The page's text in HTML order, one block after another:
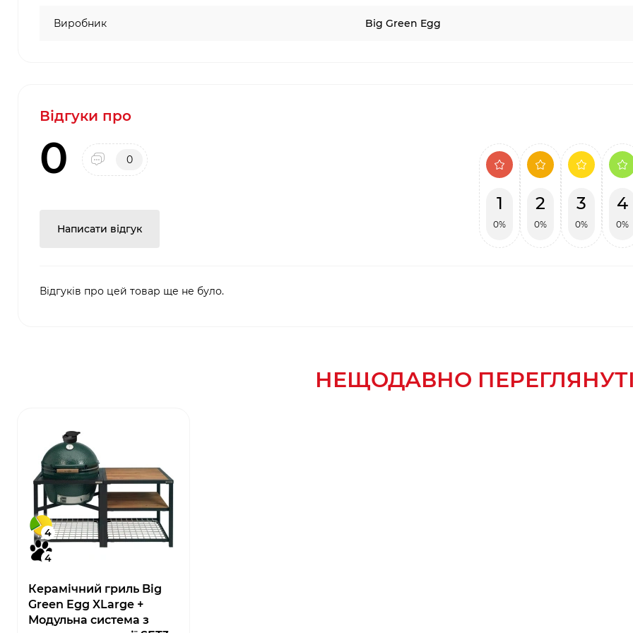
Виробник Big Green Egg
Відгуки про
0 0
Написати відгук
1
0%
2
0%
3
0%
4
0%
Відгуків про цей товар ще не було.
НЕЩОДАВНО
4
4
Керамічний гриль Big
Green Egg XLarge +
Модульна система з